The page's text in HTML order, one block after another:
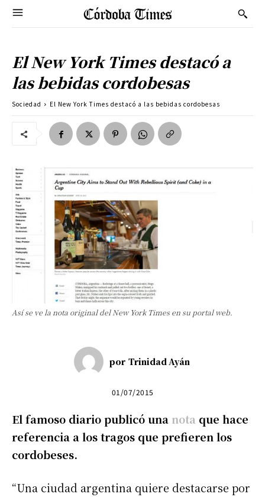
El New York Times destacó a
las bebidas cordobesas
Sociedad El New York Times destacó a las bebidas cordobesas
Así se ve la nota original del New York Times en su portal web.
por Trinidad Ayán
01/07/2015
El famoso diario publicó una nota que hace
referencia a los tragos que prefieren los
cordobeses.
“Una ciudad argentina quiere destacarse por